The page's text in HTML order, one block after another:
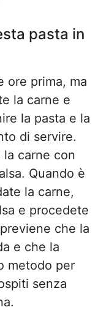
pasta in
ore prima, ma
la carne e
la pasta e la
di servire.
la carne con
Quando è
la carne,
e procedete
che la
e che la
metodo per
senza